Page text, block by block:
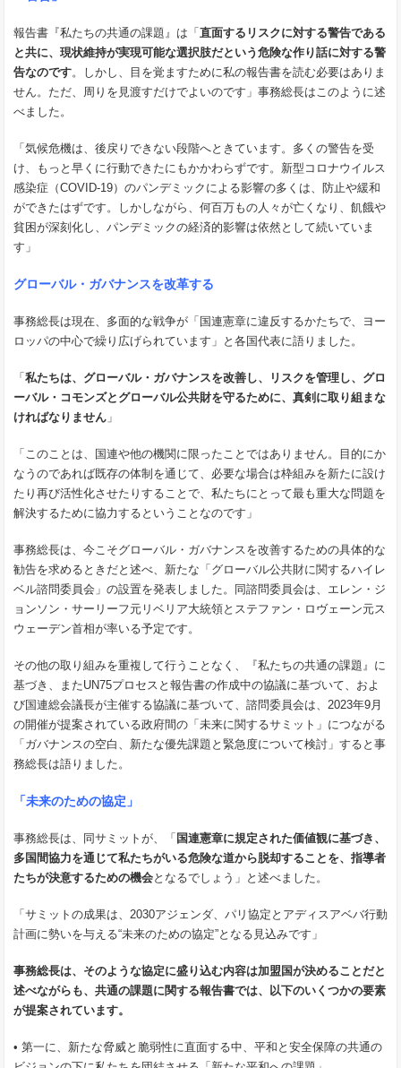
報告書『私たちの共通の課題』は「 直面するリスクに対する警告である
と共に、現状維持が実現可能な選択肢だという危険な作り話に対する警
告なのです。しかし、目を覚ますために私の報告書を読む必要はありま
せん。ただ、周りを見渡すだけでよいのです」事務総長はこのように述
べました。
「気候危機は、後戻りできない段階へときています。多くの警告を受
け、もっと早くに行動できたにもかかわらずです。新型コロナウイルス
感染症（COVID-19）のパンデミックによる影響の多くは、防止や緩和
ができたはずです。しかしながら、何百万もの人々が亡くなり、飢餓や
貧困が深刻化し、パンデミックの経済的影響は依然として続いていま
す」
グローバル・ガバナンスを改革する
事務総長は現在、多面的な戦争が「国連憲章に違反するかたちで、ヨー
ロッパの中心で繰り広げられています」と各国代表に語りました。
「 私たちは、グローバル・ガバナンスを改善し、リスクを管理し、グロ
ーバル・コモンズとグローバル公共財を守るために、真剣に取り組まな
ければなりません 」
「このことは、国連や他の機関に限ったことではありません。目的にか
なうのであれば既存の体制を通じて、必要な場合は枠組みを新たに設け
たり再び活性化させたりすることで、私たちにとって最も重大な問題を
解決するために協力するということなのです」
事務総長は、今こそグローバル・ガバナンスを改善するための具体的な
勧告を求めるときだと述べ、新たな「グローバル公共財に関するハイレ
ベル諮問委員会」の設置を発表しました。同諮問委員会は、エレン・ジ
ョンソン・サーリーフ元リベリア大統領とステファン・ロヴェーン元ス
ウェーデン首相が率いる予定です。
その他の取り組みを重複して行うことなく、『私たちの共通の課題』に
基づき、またUN75プロセスと報告書の作成中の協議に基づいて、およ
び国連総会議長が主催する協議に基づいて、諮問委員会は、2023年9月
の開催が提案されている政府間の「未来に関するサミット」につながる
「ガバナンスの空白、新たな優先課題と緊急度について検討」すると事
務総長は語りました。
「未来のための協定」
事務総長は、同サミットが、「 国連憲章に規定された価値観に基づき、
多国間協力を通じて私たちがいる危険な道から脱却することを、指導者
たちが決意するための機会となるでしょう」と述べました。
「サミットの成果は、2030アジェンダ、パリ協定とアディスアベバ行動
計画に勢いを与える“未来のための協定”となる見込みです」
事務総長は、そのような協定に盛り込む内容は加盟国が決めることだと
述べながらも、共通の課題に関する報告書では、以下のいくつかの要素
が提案されています。
• 第一に、新たな脅威と脆弱性に直面する中、平和と安全保障の共通の